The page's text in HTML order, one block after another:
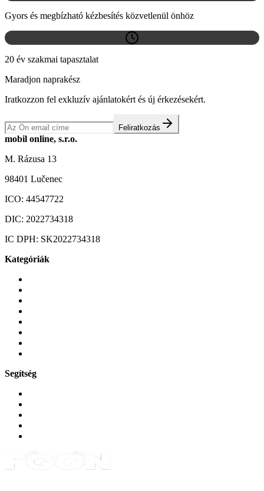
Gyors és megbízható kézbesítés közvetlenül önhöz
20 év szakmai tapasztalat
Maradjon naprakész
Iratkozzon fel exkluzív ajánlatokért és új érkezésekért.
Feliratkozás
mobil online, s.r.o.
M. Rázusa 13
98401 Lučenec
ICO: 44547722
DIC: 2022734318
IC DPH: SK2022734318
Kategóriák
Segítség